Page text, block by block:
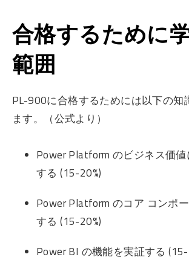
合格するために
範囲
PL-900に合格するためには以下の知
ます。（公式より）
Power Platform のビジネス価
する (15-20%)
Power Platform のコア コンポ
する (15-20%)
Power BI の機能を実証する (15-